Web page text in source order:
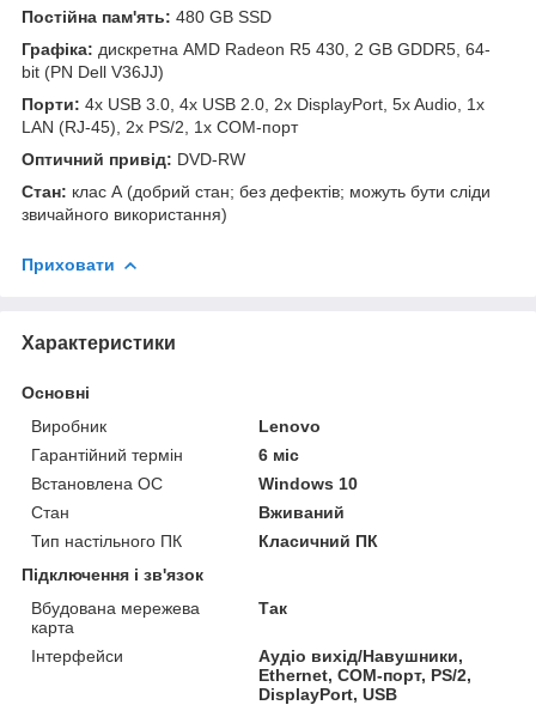
Постійна пам'ять: 480 GB SSD
Графіка: дискретна AMD Radeon R5 430, 2 GB GDDR5, 64-
bit (PN Dell V36JJ)
Порти: 4x USB 3.0, 4x USB 2.0, 2x DisplayPort, 5x Audio, 1x
LAN (RJ-45), 2x PS/2, 1x COM-порт
Оптичний привід: DVD-RW
Стан: клас А (добрий стан; без дефектів; можуть бути сліди
звичайного використання)
Приховати
Характеристики
Основні
Виробник
Lenovo
Гарантійний термін
6 міс
Встановлена ОС
Windows 10
Стан
Вживаний
Тип настільного ПК
Класичний ПК
Підключення і зв'язок
Вбудована мережева
карта
Так
Інтерфейси
Аудіо вихід/Навушники,
Ethernet, COM-порт, PS/2,
DisplayPort, USB